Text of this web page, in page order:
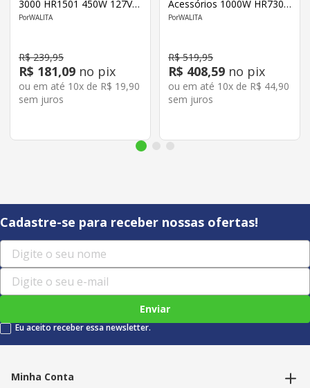
3000 HR1501 450W 127V
Preto
WALITA
R$ 239,95
R$ 181,09 no pix
ou em até 10x de R$ 19,90
sem juros
Acessórios 1000W HR7304
127VWALITA
R$ 519,95
R$ 408,59 no pix
ou em até 10x de R$ 44,90
sem juros
Cadastre-se para receber nossas ofertas!
Enviar
Eu aceito receber essa newsletter.
Minha Conta